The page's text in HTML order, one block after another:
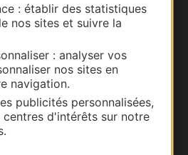
: établir des statistiques
nos sites et suivre la
: analyser vos
nos sites en
navigation.
publicités personnalisées,
centres d'intérêts sur notre